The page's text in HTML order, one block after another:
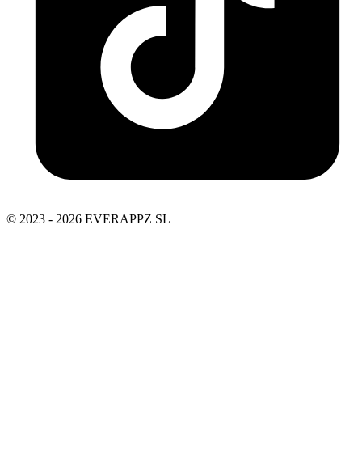
© 2023 - 2026 EVERAPPZ SL